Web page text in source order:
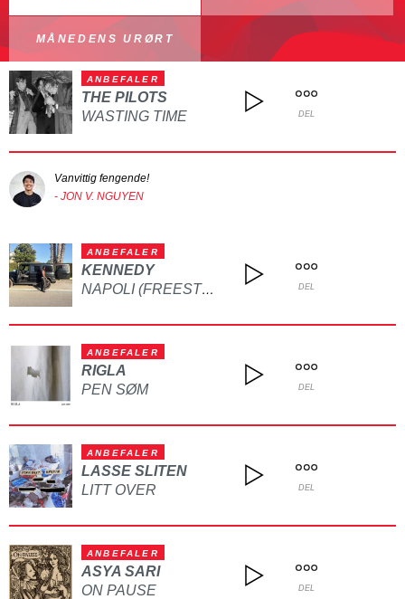
MÅNEDENS URØRT
ANBEFALER
THE PILOTS
WASTING TIME
DEL
Vanvittig fengende!
- JON V. NGUYEN
ANBEFALER
KENNEDY
NAPOLI (FREESTYLE) DEL
ANBEFALER
RIGLA
PEN SØM
DEL
ANBEFALER
LASSE SLITEN
LITT OVER
DEL
ANBEFALER
ASYA SARI
ON PAUSE
DEL